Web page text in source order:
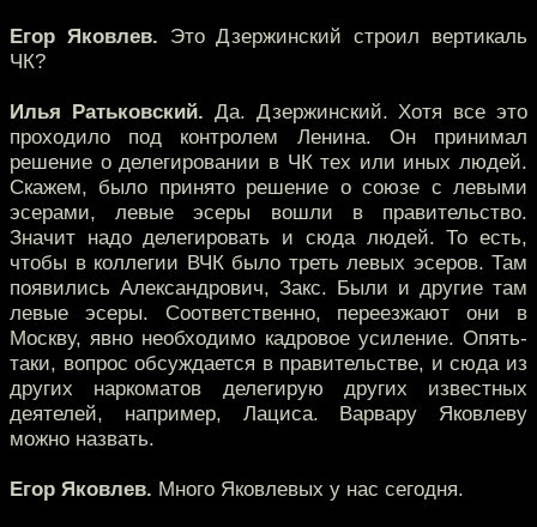
Егор Яковлев. Это Дзержинский строил вертикаль
ЧК?
Илья Ратьковский. Да. Дзержинский. Хотя все это
проходило под контролем Ленина. Он принимал
решение о делегировании в ЧК тех или иных людей.
Скажем, было принято решение о союзе с левыми
эсерами, левые эсеры вошли в правительство.
Значит надо делегировать и сюда людей. То есть,
чтобы в коллегии ВЧК было треть левых эсеров. Там
появились Александрович, Закс. Были и другие там
левые эсеры. Соответственно, переезжают они в
Москву, явно необходимо кадровое усиление. Опять-
таки, вопрос обсуждается в правительстве, и сюда из
других наркоматов делегирую других известных
деятелей, например, Лациса. Варвару Яковлеву
можно назвать.
Егор Яковлев. Много Яковлевых у нас сегодня.